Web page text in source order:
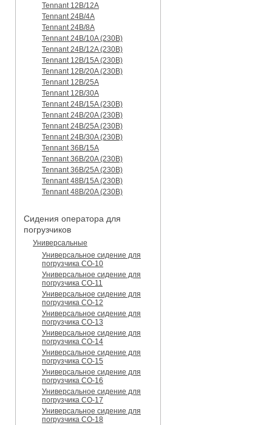
Tennant 12B/12A
Tennant 24B/4A
Tennant 24B/8A
Tennant 24B/10A (230B)
Tennant 24B/12A (230B)
Tennant 12B/15A (230B)
Tennant 12B/20A (230B)
Tennant 12B/25A
Tennant 12B/30A
Tennant 24B/15A (230B)
Tennant 24B/20A (230B)
Tennant 24B/25A (230B)
Tennant 24B/30A (230B)
Tennant 36B/15A
Tennant 36B/20A (230B)
Tennant 36B/25A (230B)
Tennant 48B/15A (230B)
Tennant 48B/20A (230B)
Сидения оператора для
погрузчиков
Универсальные
Универсальное сидение для
погрузчика CO-10
Универсальное сидение для
погрузчика CO-11
Универсальное сидение для
погрузчика CO-12
Универсальное сидение для
погрузчика CO-13
Универсальное сидение для
погрузчика CO-14
Универсальное сидение для
погрузчика CO-15
Универсальное сидение для
погрузчика CO-16
Универсальное сидение для
погрузчика CO-17
Универсальное сидение для
погрузчика CO-18